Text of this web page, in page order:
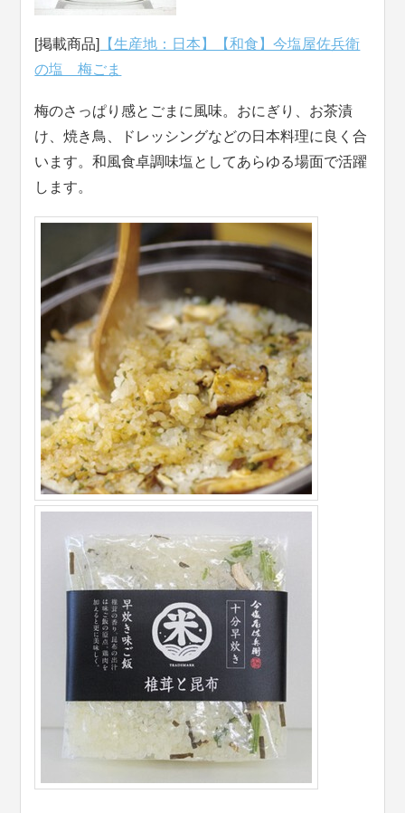
[掲載商品]
【生産地：日本】【和食】今塩屋佐兵衛
の塩 梅ごま
梅のさっぱり感とごまに風味。おにぎり、お茶漬
け、焼き鳥、ドレッシングなどの日本料理に良く合
います。和風食卓調味塩としてあらゆる場面で活躍
します。